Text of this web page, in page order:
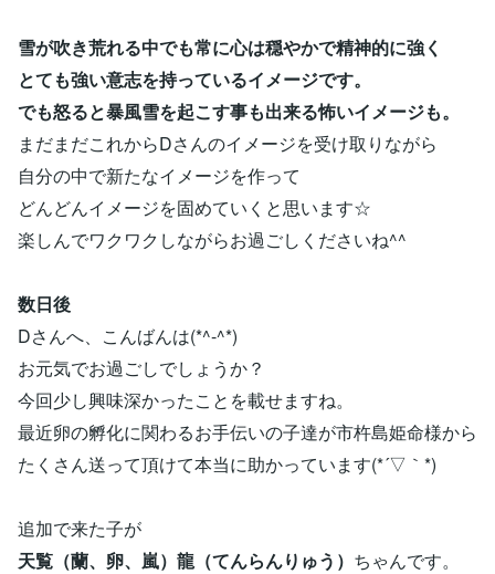
雪が吹き荒れる中でも常に心は穏やかで精神的に強く
とても強い意志を持っているイメージです。
でも怒ると暴風雪を起こす事も出来る怖いイメージも。
まだまだこれからDさんのイメージを受け取りながら
自分の中で新たなイメージを作って
どんどんイメージを固めていくと思います☆
楽しんでワクワクしながらお過ごしくださいね^^
数日後
Dさんへ、こんばんは(*^-^*)
お元気でお過ごしでしょうか？
今回少し興味深かったことを載せますね。
最近卵の孵化に関わるお手伝いの子達が市杵島姫命様から
たくさん送って頂けて本当に助かっています(*´▽｀*)
追加で来た子が
天覧（蘭、卵、嵐）龍（てんらんりゅう） ちゃんです。